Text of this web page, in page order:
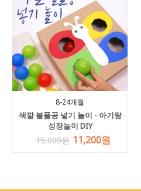
8-24개월
색깔 볼풀공 넣기 놀이 - 아기랑
성장놀이 DIY
15,000원 11,200원